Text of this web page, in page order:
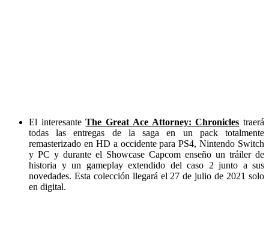
El interesanteThe Great Ace Attorney: Chronicles traerá
todas las entregas de la saga en un pack totalmente
remasterizado en HD a occidente para PS4, Nintendo Switch
y PC y durante el Showcase Capcom enseño un tráiler de
historia y un gameplay extendido del caso 2 junto a sus
novedades. Esta colección llegará el 27 de julio de 2021 solo
en digital.